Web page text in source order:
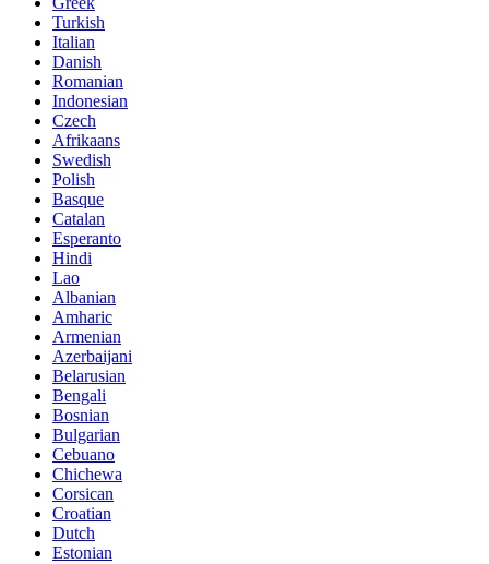
Turkish
Italian
Danish
Romanian
Indonesian
Czech
Afrikaans
Swedish
Polish
Basque
Catalan
Esperanto
Hindi
Lao
Albanian
Amharic
Armenian
Azerbaijani
Belarusian
Bengali
Bosnian
Bulgarian
Cebuano
Chichewa
Corsican
Croatian
Dutch
Estonian